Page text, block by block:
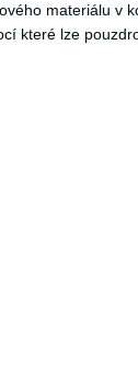
materiálu v
které lze